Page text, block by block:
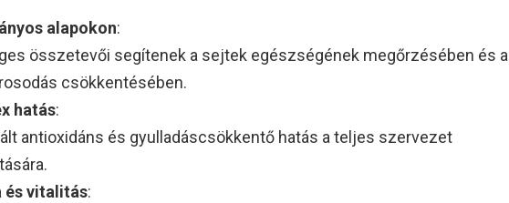
alapokon:
összetevői segítenek a sejtek egészségének megőrzésében és a
csökkentésében.
hatás:
antioxidáns és gyulladáscsökkentő hatás a teljes szervezet
és vitalitás: